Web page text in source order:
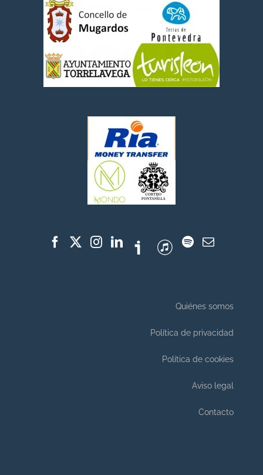
Quiénes somos
Política de privacidad
Política de cookies
Aviso legal
Contacto